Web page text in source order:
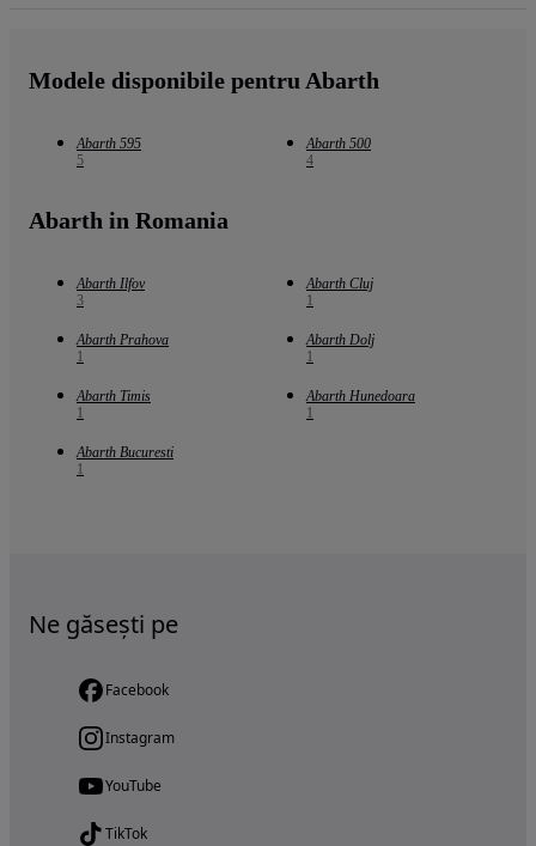
Modele disponibile pentru Abarth
Abarth 595
5
Abarth 500
4
Abarth in Romania
Abarth Ilfov
3
Abarth Cluj
1
Abarth Prahova
1
Abarth Dolj
1
Abarth Timis
1
Abarth Hunedoara
1
Abarth Bucuresti
1
Ne găsești pe
Facebook
Instagram
YouTube
TikTok